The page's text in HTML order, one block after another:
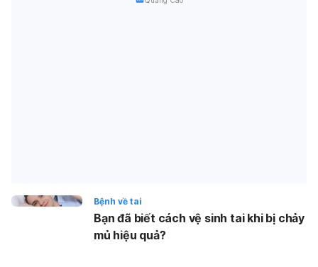
Bệnh về tai
Bạn đã biết cách vệ sinh tai khi bị chảy
mủ hiệu quả?